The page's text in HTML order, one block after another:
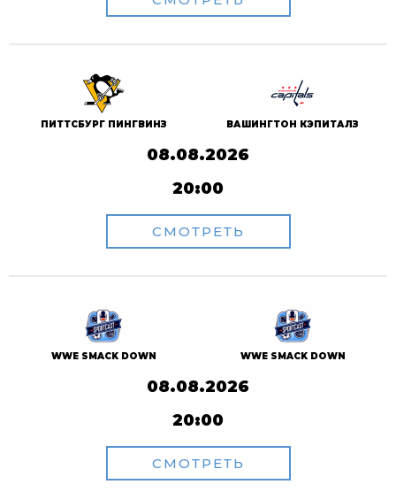
ПИТТСБУРГ ПИНГВИНЗ ВАШИНГТОН КЭПИТАЛЗ
08.08.2026
20:00
СМОТРЕТЬ
WWE SMACK DOWN WWE SMACK DOWN
08.08.2026
20:00
СМОТРЕТЬ